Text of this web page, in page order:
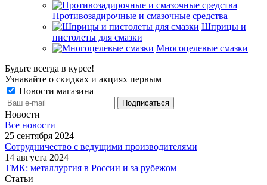
Противозадирочные и смазочные средства
Шприцы и
пистолеты для смазки
Многоцелевые смазки
Будьте всегда в курсе!
Узнавайте о скидках и акциях первым
Новости магазина
Новости
Все новости
25 сентября 2024
Сотрудничество с ведущими производителями
14 августа 2024
ТМК: металлургия в России и за рубежом
Статьи